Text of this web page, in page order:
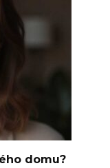
domu?